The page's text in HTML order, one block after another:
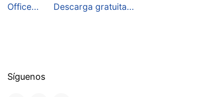
Office...
Descarga gratuita...
Síguenos